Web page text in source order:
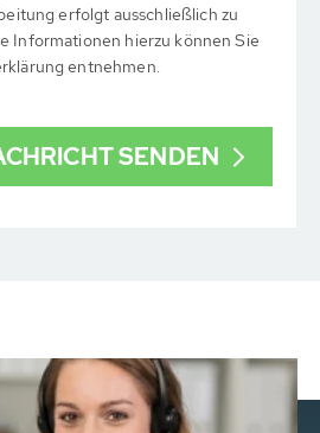
erfolgt ausschließlich zu
Informationen hierzu können Sie
entnehmen.